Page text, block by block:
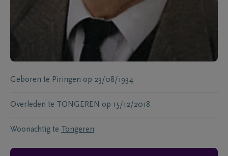
Geboren te Piringen op 23/08/1934
Overleden te TONGEREN op 15/12/2018
Woonachtig te Tongeren